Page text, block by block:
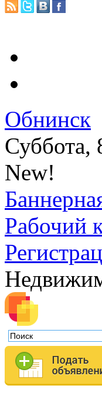
Обнинск
Суббота,
New!
Рабочий